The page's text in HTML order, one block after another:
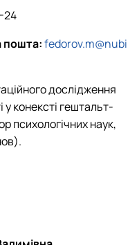
24
пошта:fedorov.m@nubi
дослідження
конексті гештальт-
психологічних наук,